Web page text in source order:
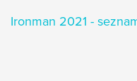
Ironman 2021 -